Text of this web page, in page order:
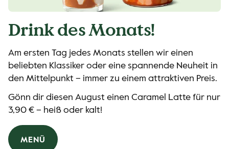
Drink des Monats!
Am ersten Tag jedes Monats stellen wir einen
beliebten Klassiker oder eine spannende Neuheit in
den Mittelpunkt – immer zu einem attraktiven Preis.
Gönn dir diesen August einen Caramel Latte für nur
3,90 € – heiß oder kalt!
MENÜ